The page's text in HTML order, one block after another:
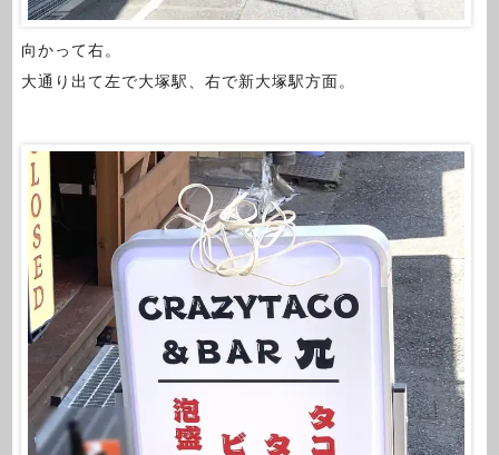
向かって右。
大通り出て左で大塚駅、右で新大塚駅方面。